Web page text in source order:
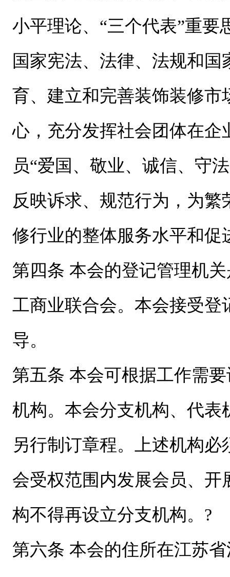
小平理论、“三个代表”重
国家宪法、法律、法规和
育、建立和完善装饰装修
心，充分发挥社会团体在
员“爱国、敬业、诚信、守
反映诉求、规范行为，为
修行业的整体服务水平和
第四条 本会的登记管理机
工商业联合会。本会接受
导。
第五条 本会可根据工作需
机构。本会分支机构、代
另行制订章程。上述机构
会受权范围内发展会员、
构不得再设立分支机构。?
第六条 本会的住所在江苏